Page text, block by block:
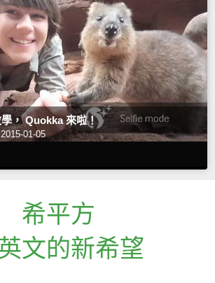
， Quokka 來啦！
2015-01-05
希平方
文的新希望